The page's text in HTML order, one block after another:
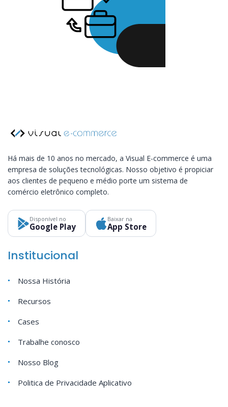
Há mais de 10 anos no mercado, a Visual E-commerce é uma
empresa de soluções tecnológicas. Nosso objetivo é propiciar
aos clientes de pequeno e médio porte um sistema de
comércio eletrônico completo.
Disponível no
Google Play
Baixar na
App Store
Institucional
Nossa História
Recursos
Cases
Trabalhe conosco
Nosso Blog
Politica de Privacidade Aplicativo